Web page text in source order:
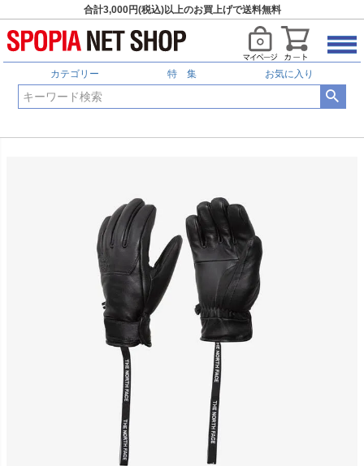
合計3,000円(税込)以上のお買上げで送料無料
カテゴリー 特 集 お気に入り